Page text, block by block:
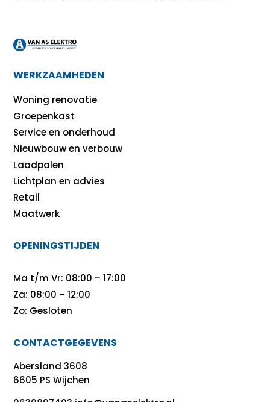
WERKZAAMHEDEN
Woning renovatie
Groepenkast
Service en onderhoud
Nieuwbouw en verbouw
Laadpalen
Lichtplan en advies
Retail
Maatwerk
OPENINGSTIJDEN
Ma t/m Vr: 08:00 – 17:00
Za: 08:00 – 12:00
Zo: Gesloten
CONTACTGEGEVENS
Abersland 3608
6605 PS Wijchen